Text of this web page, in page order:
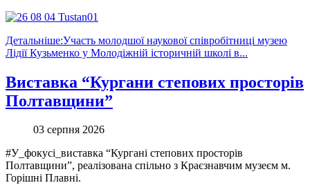
Детальніше:Участь молодшої наукової співробітниці музею
Лідії Кузьменко у Молодіжній історичній школі в...
Виставка “Кургани степових просторів
Полтавщини”
03 серпня 2026
#У_фокусі_виставка “Кургані степових просторів
Полтавщини”, реалізована спільно з Краєзнавчим музеєм м.
Горішні Плавні.